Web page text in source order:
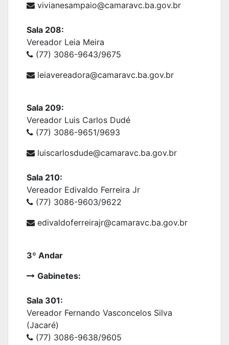
vivianesampaio@camaravc.ba.gov.br
Sala 208:
Vereador Leia Meira
(77) 3086-9643/9675
leiavereadora@camaravc.ba.gov.br
Sala 209:
Vereador Luis Carlos Dudé
(77) 3086-9651/9693
luiscarlosdude@camaravc.ba.gov.br
Sala 210:
Vereador Edivaldo Ferreira Jr
(77) 3086-9603/9622
edivaldoferreirajr@camaravc.ba.gov.br
3º Andar
Gabinetes:
Sala 301:
Vereador Fernando Vasconcelos Silva
(Jacaré)
(77) 3086-9638/9605